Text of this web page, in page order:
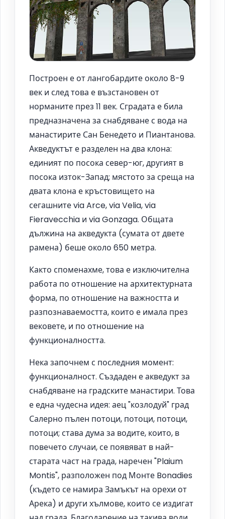
Построен е от лангобардите около 8-9
век и след това е възстановен от
норманите през 11 век. Сградата е била
предназначена за снабдяване с вода на
манастирите Сан Бенедето и Пиантанова.
Акведуктът е разделен на два клона:
единият по посока север-юг, другият в
посока изток-Запад; мястото за среща на
двата клона е кръстовището на
сегашните via Arce, via Velia, via
Fieravecchia и via Gonzaga. Общата
дължина на акведукта (сумата от двете
рамена) беше около 650 метра.
Както споменахме, това е изключителна
работа по отношение на архитектурната
форма, по отношение на важността и
разпознаваемостта, които е имала през
вековете, и по отношение на
функционалността.
Нека започнем с последния момент:
функционалност. Създаден е акведукт за
снабдяване на градските манастири. Това
е една чудесна идея: аец "козлодуй" град
Салерно пълен потоци, потоци, потоци,
потоци; става дума за водите, които, в
повечето случаи, се появяват в най-
старата част на града, наречен "Plaium
Montis", разположен под Монте Bonadies
(където се намира Замъкът на орехи от
Арека) и други хълмове, които се издигат